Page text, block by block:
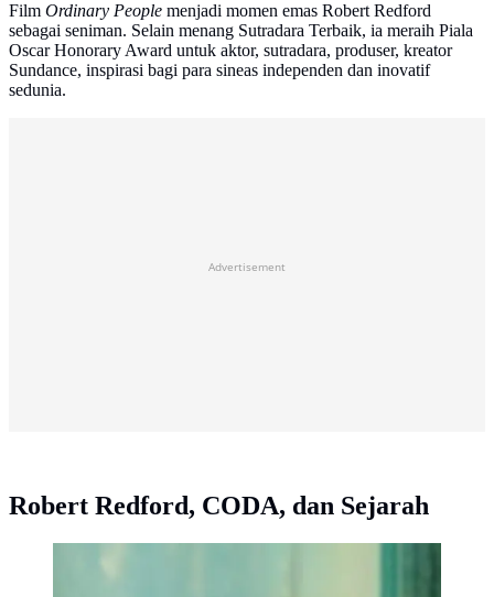
Film Ordinary People menjadi momen emas Robert Redford
sebagai seniman. Selain menang Sutradara Terbaik, ia meraih Piala
Oscar Honorary Award untuk aktor, sutradara, produser, kreator
Sundance, inspirasi bagi para sineas independen dan inovatif
sedunia.
Advertisement
Robert Redford, CODA, dan Sejarah